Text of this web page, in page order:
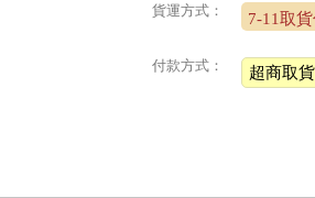
貨運方式： 7-11取
付款方式： 超商取貨